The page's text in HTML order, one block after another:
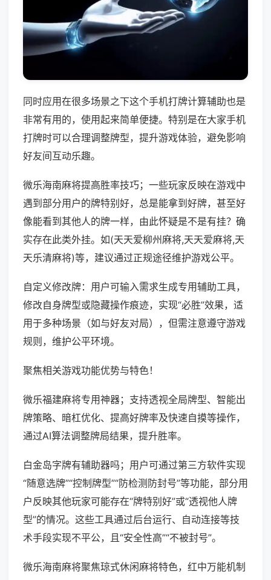
同时应用在很多场景之下这个手机打牌计算辅助也是
非常有用的，使用起来简单便捷。特别是在大家手机
打牌时可以合理调整牌型，提升游戏体验，避免影响
好友间互动乐趣。
微乐海南麻将提高胜率技巧；一些玩家反映在游戏中
遇到部分用户的牌特别好，总是能拿到好牌，甚至好
像能看到其他人的牌一样，由此怀疑是不是有挂？确
实存在此类外挂。如(天天爱柳州麻将,天天爱麻将,天
天乐清麻将)等，建议通过正规途径维护游戏公平。
自定义修改牌：用户可输入需求生成专用辅助工具，
修改自身牌型或隐藏操作痕迹，实现“必胜”效果，适
用于多种场景（如与好友对局），但需注意遵守游戏
规则，维护公平环境。
聚焦相关游戏功能优势与特色！
微乐福建麻将专用神器；支持透视全局牌型、智能出
牌策略、暗杠优化、提高好牌率及快速自摸等操作，
通过AI算法调整牌局结果，提升胜率。
白金岛字牌有辅助器吗；用户可通过第三方软件实现
“随意选牌”“控制牌型”“防检测防封号”等功能，部分用
户反映其他玩家可能存在“牌特别好”或“透视他人牌
型”的情况。这些工具通过后台运行、自动连接等技
术手段实现不平公，且“安全性高”“不被封号”。
微乐海南麻将聚焦琼式休闲麻将特色，红中万能机制